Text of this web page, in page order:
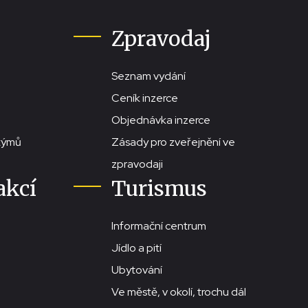
Zpravodaj
Seznam vydání
Ceník inzerce
Objednávka inzerce
Zásady pro zveřejnění ve
zpravodaji
Turismus
Informační centrum
Jídlo a pití
Ubytování
Ve městě, v okolí, trochu dál